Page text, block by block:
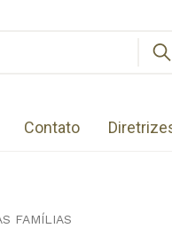
Contato
FAMÍLIAS